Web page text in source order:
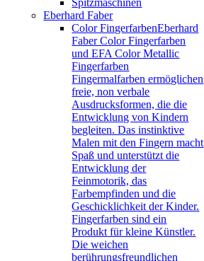
Spitzmaschinen
Eberhard Faber
Color FingerfarbenEberhard
Faber Color Fingerfarben
und EFA Color Metallic
Fingerfarben
Fingermalfarben ermöglichen
freie, non verbale
Ausdrucksformen, die die
Entwicklung von Kindern
begleiten. Das instinktive
Malen mit den Fingern macht
Spaß und unterstützt die
Entwicklung der
Feinmotorik, das
Farbempfinden und die
Geschicklichkeit der Kinder.
Fingerfarben sind ein
Produkt für kleine Künstler.
Die weichen
berührungsfreundlichen